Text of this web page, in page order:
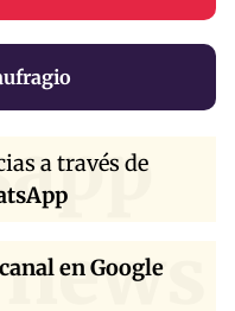
a través de
en Google